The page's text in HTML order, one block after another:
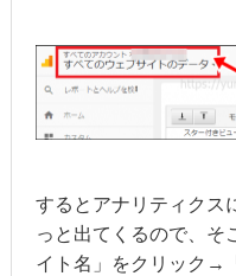
するとアナリティクス
っと出てくるので、そ
イト名」をクリック→